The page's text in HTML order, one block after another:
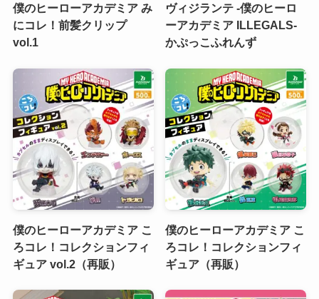
僕のヒーローアカデミア み
にコレ！前髪クリップ
vol.1
ヴィジランテ -僕のヒーロ
ーアカデミア ILLEGALS-
かぷっこふれんず
僕のヒーローアカデミア こ
ろコレ！コレクションフィ
ギュア vol.2（再販）
僕のヒーローアカデミア こ
ろコレ！コレクションフィ
ギュア（再販）